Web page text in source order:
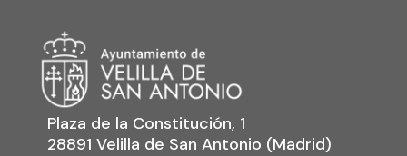
Plaza de la Constitución, 1
28891 Velilla de San Antonio (Madrid)